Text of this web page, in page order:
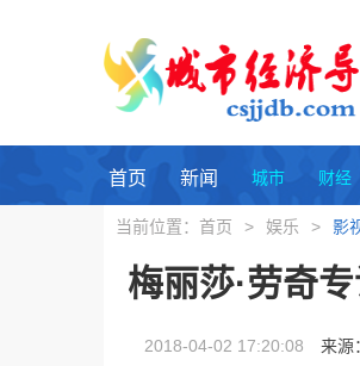
首页 新闻 城市 财经
当前位置： 首页 > 娱乐 > 影
梅丽莎·劳奇
2018-04-02 17:20:08 来源：